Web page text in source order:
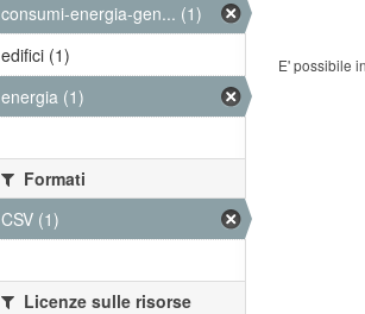
E' possibile
consumi-energia-gen... (1)
edifici (1)
energia (1)
Formati
CSV (1)
Licenze sulle risorse